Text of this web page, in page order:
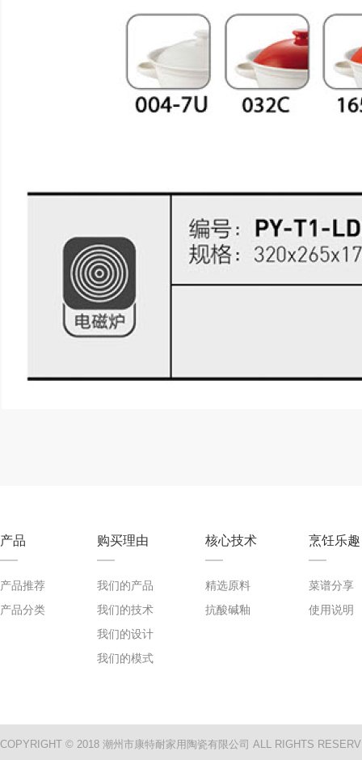
产品
产品推荐
产品分类
购买理由
我们的产品
我们的技术
我们的设计
我们的模式
核心技术
精选原料
抗酸碱釉
烹饪乐趣
菜谱分享
使用说明
COPYRIGHT © 2018 潮州市康特耐家用陶瓷有限公司 ALL RIGHTS